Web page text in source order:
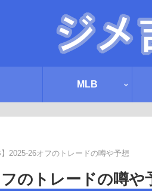
MLB
】2025-26オフのトレードの噂や予想
フのトレードの噂や